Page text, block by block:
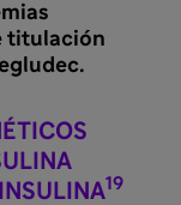
titulación
19